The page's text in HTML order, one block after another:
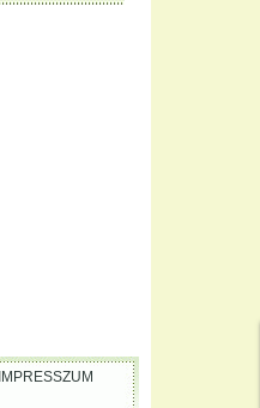
IMPRESSZUM